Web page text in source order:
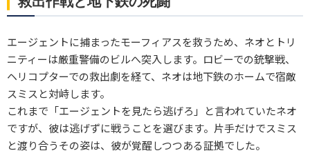
エージェントに捕まったモーフィアスを救うため、ネオとトリ
ニティーは厳重警備のビルへ突入します。ロビーでの銃撃戦、
ヘリコプターでの救出劇を経て、ネオは地下鉄のホームで宿敵
スミスと対峙します。
これまで「エージェントを見たら逃げろ」と言われていたネオ
ですが、彼は逃げずに戦うことを選びます。片手だけでスミス
と渡り合うその姿は、彼が覚醒しつつある証拠でした。